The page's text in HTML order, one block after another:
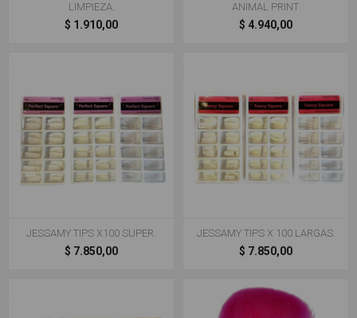
LIMPIEZA.
$ 1.910,00
ANIMAL PRINT.
$ 4.940,00
JESSAMY TIPS X100 SUPER.
$ 7.850,00
JESSAMY TIPS X 100 LARGAS.
$ 7.850,00